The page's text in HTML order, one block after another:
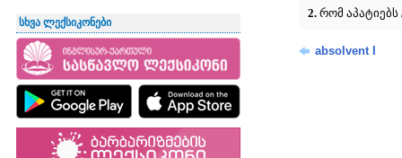
სხვა ლექსიკონები
2.რომ აპატიებს
absolvent I